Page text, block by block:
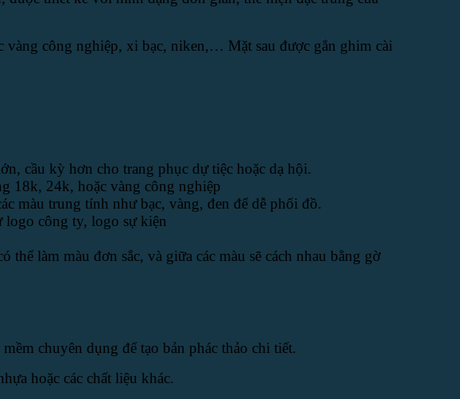
vàng công nghiệp, xi bạc, niken,… Mặt sau được gắn ghim cài
cầu kỳ hơn cho trang phục dự tiệc hoặc dạ hội.
18k, 24k, hoặc vàng công nghiệp
màu trung tính như bạc, vàng, đen để dễ phối đồ.
logo công ty, logo sự kiện
làm màu đơn sắc, và giữa các màu sẽ cách nhau bằng gờ
chuyên dụng để tạo bản phác thảo chi tiết.
hoặc các chất liệu khác.